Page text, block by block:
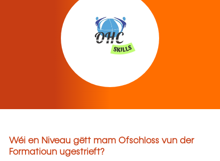
Wéi en Niveau gëtt mam Ofschloss vun der
Formatioun ugestrieft?